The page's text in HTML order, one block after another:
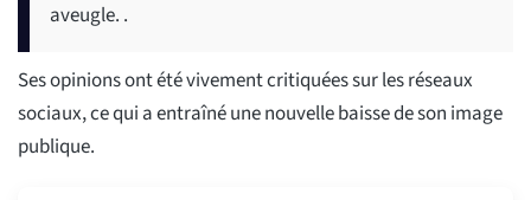
aveugle. .
Ses opinions ont été vivement critiquées sur les réseaux
sociaux, ce qui a entraîné une nouvelle baisse de son image
publique.